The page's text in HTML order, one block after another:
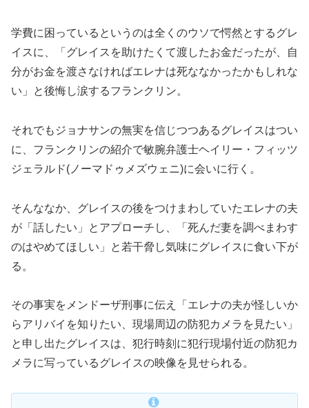
学費に困っているというのは全くのウソで愕然とするグレ
イスに、「グレイスを助けたくて渡したお金だったが、自
分がお金を渡さなければエレナは死ななかったかもしれな
い」と後悔し涙するフランクリン。
それでもジョナサンの無実を信じつつあるグレイスはつい
に、フランクリンの紹介で敏腕弁護士ヘイリー・フィッツ
ジェラルド(ノーマドゥメズウェニ)に会いに行く。
そんななか、グレイスの後をつけまわしていたエレナの夫
が「話したい」とアプローチし、「死んだ妻を調べまわす
のはやめてほしい」と若干脅し気味にグレイスに食い下が
る。
その事実をメンドーザ刑事に伝え「エレナの夫が怪しいか
らアリバイを知りたい、現場周辺の防犯カメラを見たい」
と申し出たグレイスは、犯行時刻に犯行現場付近の防犯カ
メラに写っているグレイスの映像を見せられる。